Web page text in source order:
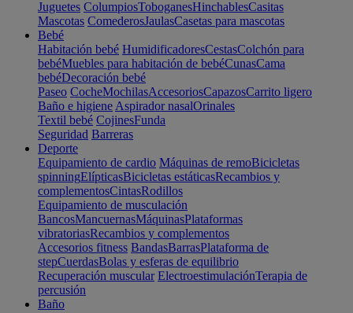
Juguetes ColumpiosToboganesHinchablesCasitas
Mascotas ComederosJaulasCasetas para mascotas
Bebé
Habitación bebé HumidificadoresCestasColchón para
bebéMuebles para habitación de bebéCunasCama
bebéDecoración bebé
Paseo CocheMochilasAccesoriosCapazosCarrito ligero
Baño e higiene Aspirador nasalOrinales
Textil bebé CojinesFunda
Seguridad Barreras
Deporte
Equipamiento de cardio Máquinas de remoBicicletas
spinningElípticasBicicletas estáticasRecambios y
complementosCintasRodillos
Equipamiento de musculación
BancosMancuernasMáquinasPlataformas
vibratoriasRecambios y complementos
Accesorios fitness BandasBarrasPlataforma de
stepCuerdasBolas y esferas de equilibrio
Recuperación muscular ElectroestimulaciónTerapia de
percusión
Baño